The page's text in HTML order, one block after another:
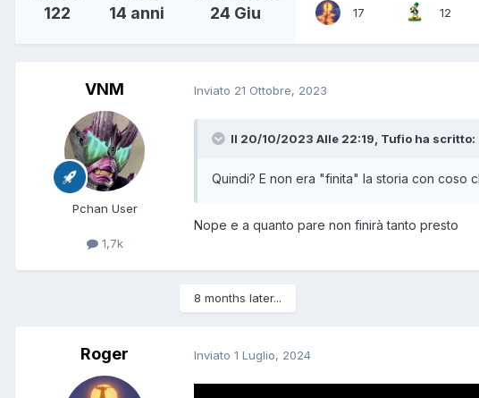
122 14 anni 24 Giu 17 12
VNM
Pchan User
1,7k
Inviato 21 Ottobre, 2023
Il 20/10/2023 Alle 22:19, Tufio ha scritto:
Quindi? E non era "finita" la storia con coso
Nope e a quanto pare non finirà tanto presto
8 months later...
Roger Inviato 1 Luglio, 2024